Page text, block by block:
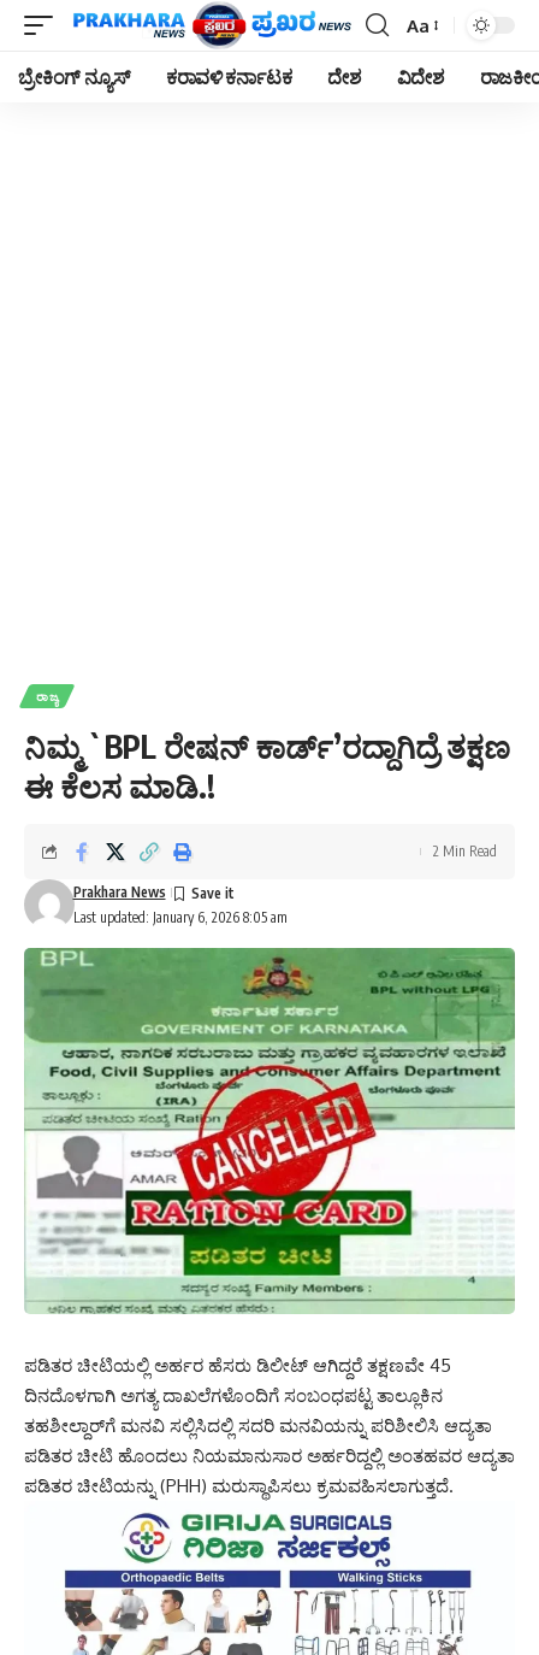
Font
Resizer
Aa
ಬ್ರೇಕಿಂಗ್ ನ್ಯೂಸ್ ಕರಾವಳಿ ಕರ್ನಾಟಕ ದೇಶ ವಿದೇಶ
ರಾಜ್ಯ
ನಿಮ್ಮ `BPL ರೇಷನ್ ಕಾರ್ಡ್’ರದ್ದಾಗಿದ್ರೆ ತಕ್ಷಣ
ಈ ಕೆಲಸ ಮಾಡಿ.!
Last updated: January 6, 2026 8:05 am
Prakhara News
2 Min Read
ಪಡಿತರ ಚೀಟಿಯಲ್ಲಿ ಅರ್ಹರ ಹೆಸರು ಡಿಲೀಟ್ ಆಗಿದ್ದರೆ ತಕ್ಷಣವೇ 45
ದಿನದೊಳಗಾಗಿ ಅಗತ್ಯ ದಾಖಲೆಗಳೊಂದಿಗೆ ಸಂಬಂಧಪಟ್ಟ ತಾಲ್ಲೂಕಿನ
ತಹಶೀಲ್ದಾರ್‌ಗೆ ಮನವಿ ಸಲ್ಲಿಸಿದಲ್ಲಿ ಸದರಿ ಮನವಿಯನ್ನು ಪರಿಶೀಲಿಸಿ ಆದ್ಯತಾ
ಪಡಿತರ ಚೀಟಿ ಹೊಂದಲು ನಿಯಮಾನುಸಾರ ಅರ್ಹರಿದ್ದಲ್ಲಿ ಅಂತಹವರ ಆದ್ಯತಾ
ಪಡಿತರ ಚೀಟಿಯನ್ನು (PHH) ಮರುಸ್ಥಾಪಿಸಲು ಕ್ರಮವಹಿಸಲಾಗುತ್ತದೆ.